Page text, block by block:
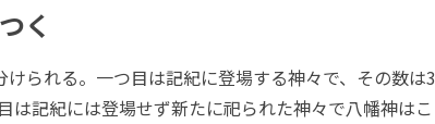
く
られる。一つ目は記紀に登場する神々で、その数は3
は記紀には登場せず新たに祀られた神々で八幡神はこ